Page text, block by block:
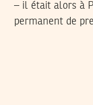
– il était alors à
permanent de